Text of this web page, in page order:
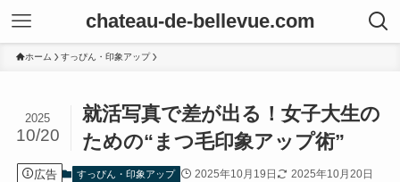
chateau-de-bellevue.com
ホーム すっぴん・印象アップ
就活写真で差が出る！女子大生の
ための“まつ毛印象アップ術”
2025
10/20
広告 すっぴん・印象アップ 2025年10月19日 2025年10月20日